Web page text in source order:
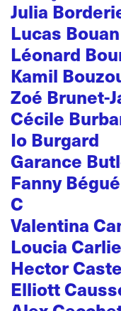
Julia
Lucas
Léonard
Kamil
Zoé Brunet-
Cécile
Io Burgard
Garance
Fanny
C
Valentina
Loucia
Hector
Elliott